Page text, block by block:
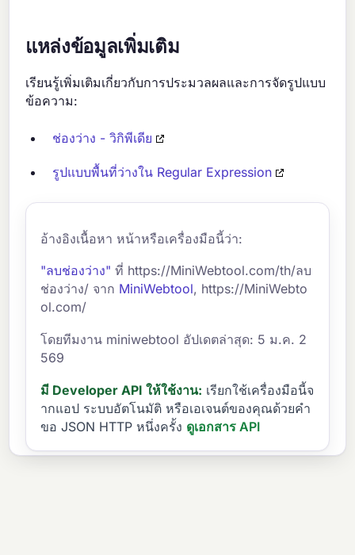
แหล่งข้อมูลเพิ่มเติม
เรียนรู้เพิ่มเติมเกี่ยวกับการประมวลผลและการจัดรูปแบบ
ข้อความ:
ช่องว่าง - วิกิพีเดีย
รูปแบบพื้นที่ว่างใน Regular Expression
อ้างอิงเนื้อหา หน้าหรือเครื่องมือนี้ว่า:
"ลบช่องว่าง" ที่ https://MiniWebtool.com/th/ลบ
ช่องว่าง/ จาก MiniWebtool, https://MiniWebto
ol.com/
โดยทีมงาน miniwebtool อัปเดตล่าสุด: 5 ม.ค. 2
569
มี Developer API ให้ใช้งาน: เรียกใช้เครื่องมือนี้จ
ากแอป ระบบอัตโนมัติ หรือเอเจนต์ของคุณด้วยคำ
ขอ JSON HTTP หนึ่งครั้ง ดูเอกสาร API